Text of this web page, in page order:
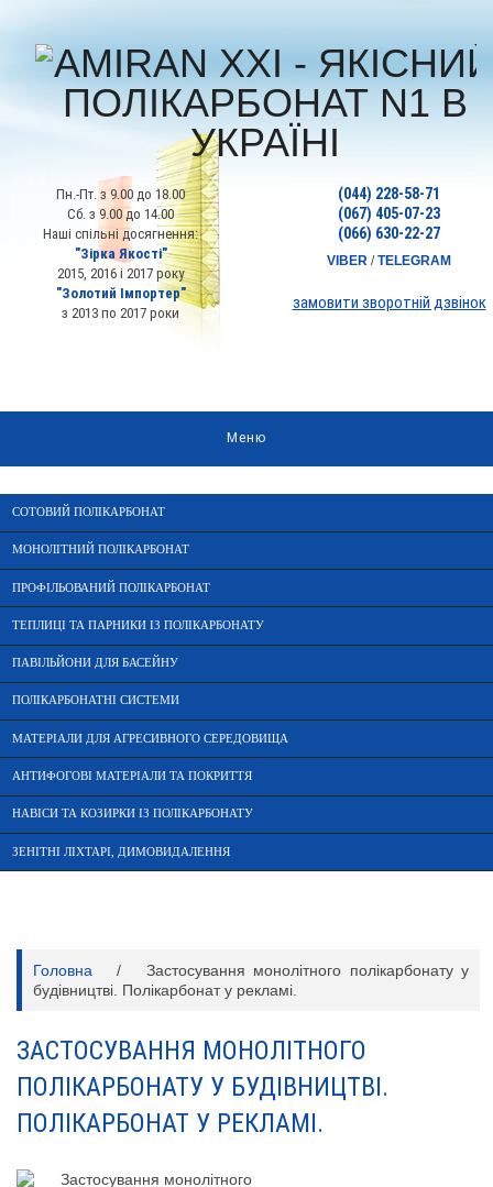
Пн.-Пт. з 9.00 до 18.00
Сб. з 9.00 до 14.00
Наші спільні досягнення:
"Зірка Якості"
2015, 2016 і 2017 року
"Золотий Імпортер"
з 2013 по 2017 роки
(044) 228-58-71
(067) 405-07-23
(066) 630-22-27
VIBER /TELEGRAM
замовити зворотній дзвінок
Меню
СОТОВИЙ ПОЛІКАРБОНАТ
МОНОЛІТНИЙ ПОЛІКАРБОНАТ
ПРОФІЛЬОВАНИЙ ПОЛІКАРБОНАТ
ТЕПЛИЦІ ТА ПАРНИКИ ІЗ ПОЛІКАРБОНАТУ
ПАВІЛЬЙОНИ ДЛЯ БАСЕЙНУ
ПОЛІКАРБОНАТНІ СИСТЕМИ
МАТЕРІАЛИ ДЛЯ АГРЕСИВНОГО СЕРЕДОВИЩА
АНТИФОГОВІ МАТЕРІАЛИ ТА ПОКРИТТЯ
НАВІСИ ТА КОЗИРКИ ІЗ ПОЛІКАРБОНАТУ
ЗЕНІТНІ ЛІХТАРІ, ДИМОВИДАЛЕННЯ
Головна /
Застосування монолітного полікарбонату у
будівництві. Полікарбонат у рекламі.
ЗАСТОСУВАННЯ МОНОЛІТНОГО
ПОЛІКАРБОНАТУ У БУДІВНИЦТВІ.
ПОЛІКАРБОНАТ У РЕКЛАМІ.